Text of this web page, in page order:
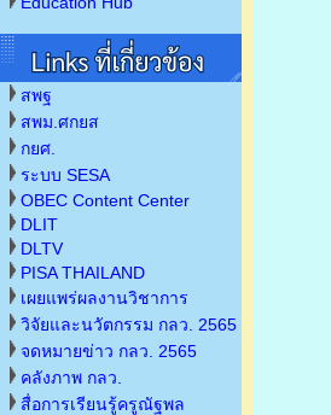
สพฐ
สพม.ศกยส
กยศ.
ระบบ SESA
OBEC Content Center
DLIT
DLTV
PISA THAILAND
เผยแพร่ผลงานวิชาการ
วิจัยและนวัตกรรม กลว. 2565
จดหมายข่าว กลว. 2565
คลังภาพ กลว.
สื่อการเรียนรู้ครูณัฐพล